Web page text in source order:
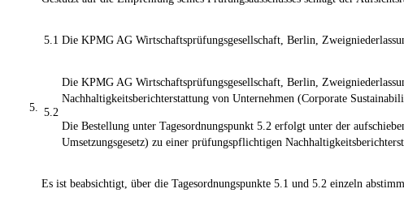
5.
5.1 Die KPMG AG Wirtschaftsprüfungsgesellschaft, Berlin,
5.2
Die KPMG AG Wirtschaftsprüfungsgesellschaft, Berlin,
Nachhaltigkeitsberichterstattung von Unternehmen (Corporate
Die Bestellung unter Tagesordnungspunkt 5.2 erfolgt unter der
Umsetzungsgesetz) zu einer prüfungspflichtigen
Es ist beabsichtigt, über die Tagesordnungspunkte 5.1 und 5.2 einzeln